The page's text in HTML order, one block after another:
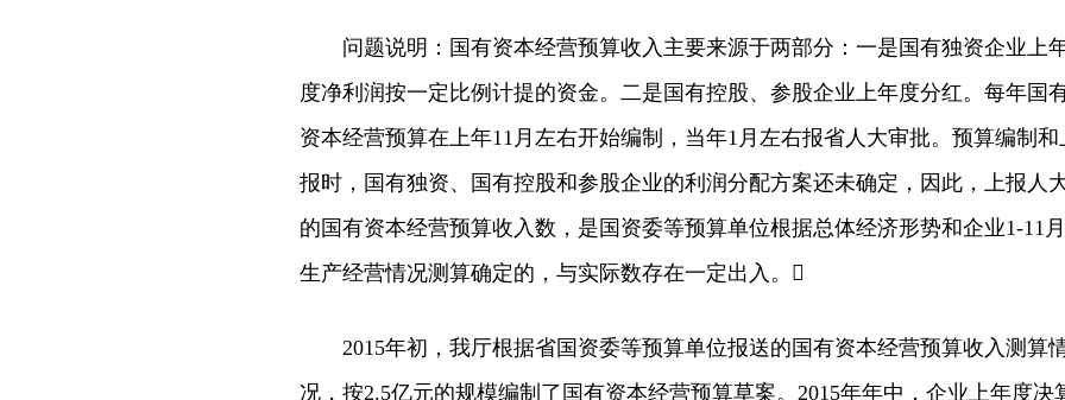
问题说明：国有资本经营预算收入主要来源于两部分：一是国有独资企业上
度净利润按一定比例计提的资金。二是国有控股、参股企业上年度分红。每年国
资本经营预算在上年11月左右开始编制，当年1月左右报省人大审批。预算编制和
报时，国有独资、国有控股和参股企业的利润分配方案还未确定，因此，上报人
的国有资本经营预算收入数，是国资委等预算单位根据总体经济形势和企业1-11月
生产经营情况测算确定的，与实际数存在一定出入。
2015年初，我厅根据省国资委等预算单位报送的国有资本经营预算收入测算
况，按2.5亿元的规模编制了国有资本经营预算草案。2015年年中，企业上年度决